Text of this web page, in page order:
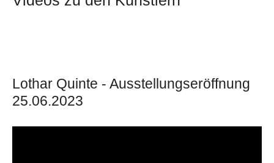
Lothar Quinte - Ausstellungseröffnung
25.06.2023